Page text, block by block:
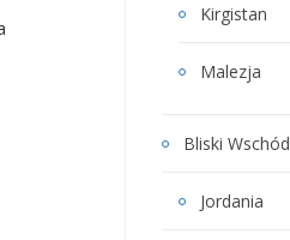
Kirgistan
Malezja
Bliski Wschód
Jordania